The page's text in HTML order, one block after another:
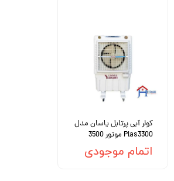
کولر آبی پرتابل یاسان مدل
Plas3300 موتور 3500
اتمام موجودی